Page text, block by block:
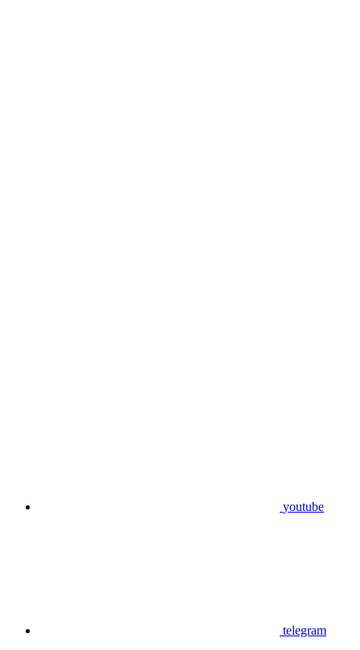
youtube
telegram